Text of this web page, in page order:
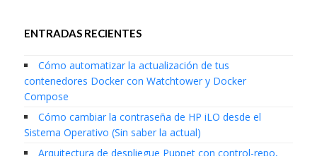
ENTRADAS RECIENTES
Cómo automatizar la actualización de tus
contenedores Docker con Watchtower y Docker
Compose
Cómo cambiar la contraseña de HP iLO desde el
Sistema Operativo (Sin saber la actual)
Arquitectura de despliegue Puppet con control-repo,